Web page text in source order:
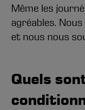
Même les
agréables.
et nous nous
Quels